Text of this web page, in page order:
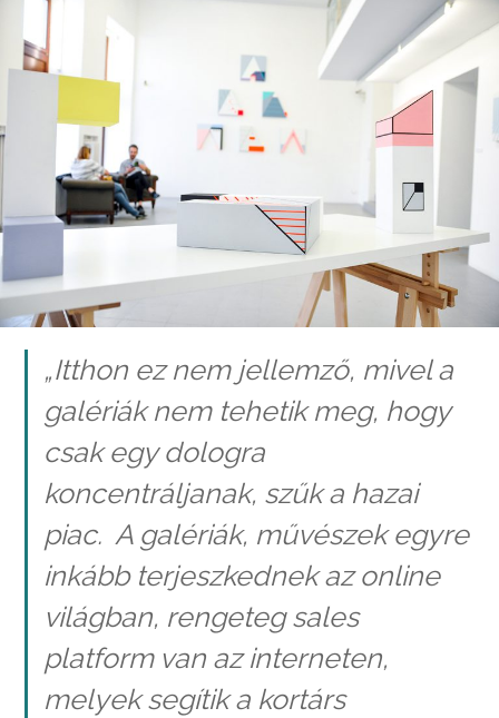
„Itthon ez nem jellemző, mivel a
galériák nem tehetik meg, hogy
csak egy dologra
koncentráljanak, szűk a hazai
piac. A galériák, művészek egyre
inkább terjeszkednek az online
világban, rengeteg sales
platform van az interneten,
melyek segítik a kortárs